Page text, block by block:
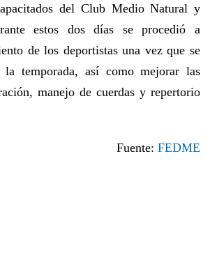
del Club Medio Natural y
estos dos días se procedió a
de los deportistas una vez que se
temporada, así como mejorar las
manejo de cuerdas y repertorio
Fuente: FEDME